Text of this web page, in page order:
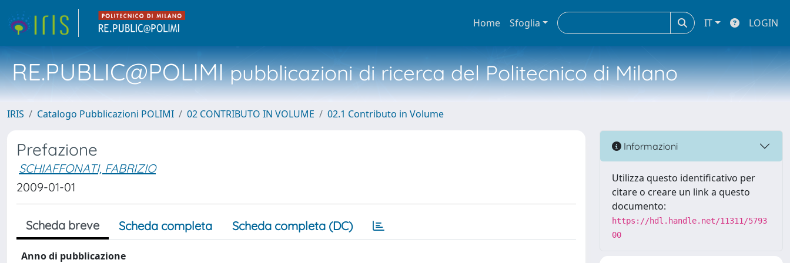
Home Sfoglia IT LOGIN
RE.PUBLIC@POLIMIpubblicazioni di ricerca del Politecnico di Milano
IRIS Catalogo Pubblicazioni POLIMI 02 CONTRIBUTO IN VOLUME 02.1 Contributo in Volume
Prefazione
SCHIAFFONATI, FABRIZIO
2009-01-01
Scheda breve Scheda completa Scheda completa (DC)
Anno di pubblicazione
Informazioni
Utilizza questo identificativo per
citare o creare un link a questo
documento:
https://hdl.handle.net/11311/5793
00